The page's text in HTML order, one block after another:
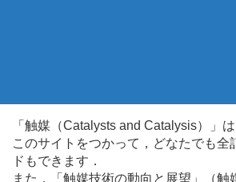
「触媒（Catalysts and Catalysis）」
このサイトをつかって，どなたでも
ドもできます．
また，「触媒技術の動向と展望」（